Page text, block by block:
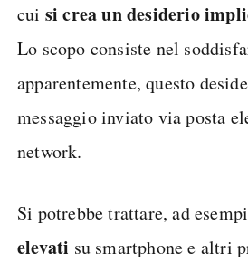
cui si crea un desiderio
Lo scopo consiste nel
apparentemente, questo
messaggio inviato via posta
network.
Si potrebbe trattare, ad
elevati su smartphone e altri